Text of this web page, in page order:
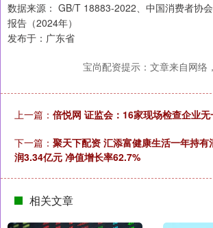
数据来源： GB/T 18883-2022、中国消费者协
报告（2024年）
发布于：广东省
宝尚配资提示：文章来自网络
上一篇： 倍悦网 证监会：16家现场检查企业无
下一篇： 聚天下配资 汇添富健康生活一年持
润3.34亿元 净值增长率62.7%
相关文章